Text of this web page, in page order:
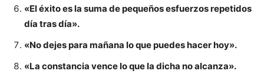
«El éxito es la suma de pequeños esfuerzos repetidos
día tras día».
«No dejes para mañana lo que puedes hacer hoy».
«La constancia vence lo que la dicha no alcanza».